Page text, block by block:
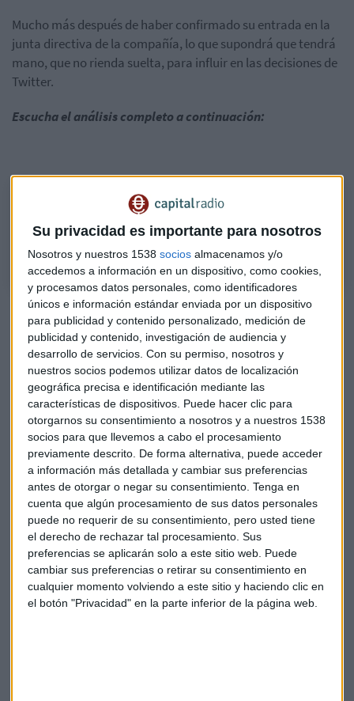
Su privacidad es importante para nosotros
Nosotros y nuestros 1538 socios almacenamos y/o
accedemos a información en un dispositivo, como cookies,
y procesamos datos personales, como identificadores
únicos e información estándar enviada por un dispositivo
para publicidad y contenido personalizado, medición de
publicidad y contenido, investigación de audiencia y
desarrollo de servicios. Con su permiso, nosotros y
nuestros socios podemos utilizar datos de localización
geográfica precisa e identificación mediante las
características de dispositivos. Puede hacer clic para
otorgarnos su consentimiento a nosotros y a nuestros 1538
socios para que llevemos a cabo el procesamiento
previamente descrito. De forma alternativa, puede acceder
a información más detallada y cambiar sus preferencias
antes de otorgar o negar su consentimiento. Tenga en
cuenta que algún procesamiento de sus datos personales
puede no requerir de su consentimiento, pero usted tiene
el derecho de rechazar tal procesamiento. Sus
preferencias se aplicarán solo a este sitio web. Puede
cambiar sus preferencias o retirar su consentimiento en
cualquier momento volviendo a este sitio y haciendo clic en
el botón "Privacidad" en la parte inferior de la página web.
Mucho más después de haber confirmado su entrada en la
junta directiva de la compañía, lo que supondrá que tendrá
mano, que no rienda suelta, para influir en las decisiones de
Twitter.
Escucha el análisis completo a continuación:
Twitter, la red social que gusta a Elon Musk pero no a los inversores
Esta semana ponemos a prueba a la compañía tras la entrada del
dueño de Tesla en su capital. ¿Superará el examen de los analistas?
Lo amas o lo odias: A Telefónica le faltan apoyos
No obstante, según la Comisión de Bolsa y Valores de
EE.UU,no podrá hacerse con más del 14,9%
acciones de la red social para limitar el poder de Elon Musk.
¿Qué opinan los analistas de la entrada de
este importante accionista en Twitter?
Rafael Damborenea, profesor de finanzas enEude
Business School,es de los que considera que la presencia
de Elon Musk no generará valor en sus títulos.
"Twitter lleva tiemposin rumbo y por debajo del precio
de su salida a bolsa ; el nuevo ceo tiene muchos retos y
presión, por lo que dudo que la operación de Elon Musk